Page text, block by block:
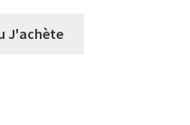
prix :
J'achète